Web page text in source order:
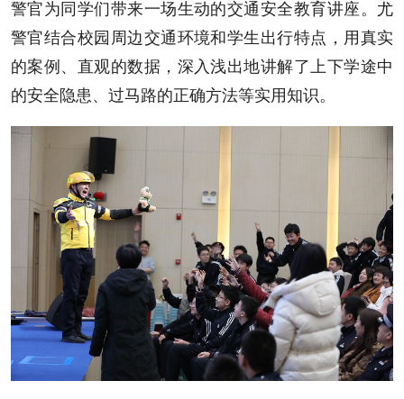
警官为同学们带来一场生动的交通安全教育讲座。尤
警官结合校园周边交通环境和学生出行特点，用真实
的案例、直观的数据，深入浅出地讲解了上下学途中
的安全隐患、过马路的正确方法等实用知识。